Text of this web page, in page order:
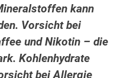
kann
Vorsicht bei
und Nikotin – die
Kohlenhydrate
bei Allergie